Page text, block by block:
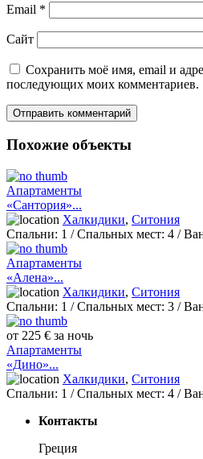
Email *
Сайт
Сохранить моё имя, email и
последующих моих комментариев.
Похожие объекты
Апартаменты
«Сантория»...
Халкидики, Ситония
Спальни: 1 / Спальных мест: 4 /
Апартаменты
«Алена»...
Халкидики, Ситония
Спальни: 1 / Спальных мест: 3 /
от 225 € за ночь
Апартаменты
«Дино»...
Халкидики, Ситония
Спальни: 1 / Спальных мест: 4 /
Контакты
Греция